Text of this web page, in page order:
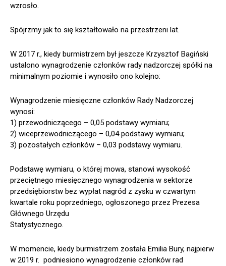
wzrosło.
Spójrzmy jak to się kształtowało na przestrzeni lat.
W 2017 r., kiedy burmistrzem był jeszcze Krzysztof Bagiński
ustalono wynagrodzenie członków rady nadzorczej spółki na
minimalnym poziomie i wynosiło ono kolejno:
Wynagrodzenie miesięczne członków Rady Nadzorczej
wynosi:
1) przewodniczącego – 0,05 podstawy wymiaru;
2) wiceprzewodniczącego – 0,04 podstawy wymiaru;
3) pozostałych członków – 0,03 podstawy wymiaru.
Podstawę wymiaru, o której mowa, stanowi wysokość
przeciętnego miesięcznego wynagrodzenia w sektorze
przedsiębiorstw bez wypłat nagród z zysku w czwartym
kwartale roku poprzedniego, ogłoszonego przez Prezesa
Głównego Urzędu
Statystycznego.
W momencie, kiedy burmistrzem została Emilia Bury, najpierw
w 2019 r. podniesiono wynagrodzenie członków rad